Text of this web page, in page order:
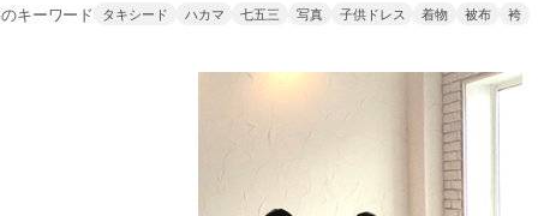
キーワード タキシード ハカマ 七五三 写真 子供ドレス 着物 被布 袴